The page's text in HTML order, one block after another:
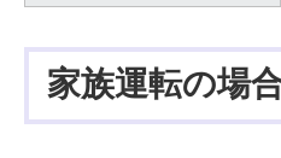
家族運転の場